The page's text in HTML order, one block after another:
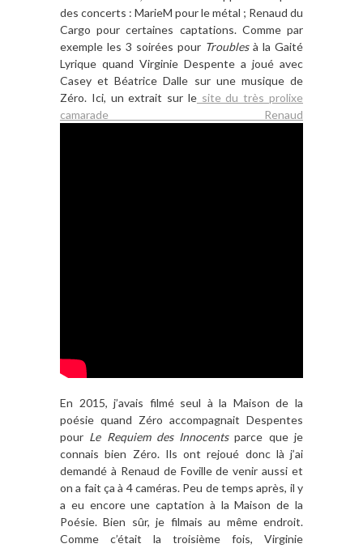
des concerts : MarieM pour le métal ; Renaud du
Cargo pour certaines captations. Comme par
exemple les 3 soirées pour Troublesà la Gaité
Lyrique quand Virginie Despente a joué avec
Casey et Béatrice Dalle sur une musique de
Zéro. Ici, un extrait sur lesite du très prolixe
camarade Renaud
En 2015, j’avais filmé seul à la Maison de la
poésie quand Zéro accompagnait Despentes
pour Le Requiem des Innocentsparce que je
connais bien Zéro. Ils ont rejoué donc là j’ai
demandé à Renaud de Foville de venir aussi et
on a fait ça à 4 caméras. Peu de temps après, il y
a eu encore une captation à la Maison de la
Poésie. Bien sûr, je filmais au même endroit.
Comme c’était la troisième fois, Virginie